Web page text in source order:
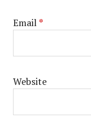
Email*
Website